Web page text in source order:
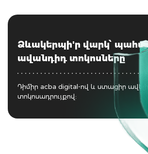
Ձևակերպի'ր վարկ՝
ավանդիդ տոկոսները
Դիմիր acba digital-ով և ստացիր
տոկոսադրույքով: